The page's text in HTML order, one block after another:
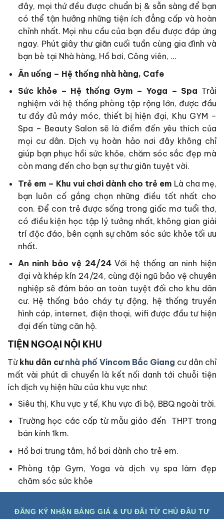
đây, mọi thứ đều được chuẩn bị & sẵn sàng để bạn
có thể tận hưởng những tiện ích đẳng cấp và hoàn
chỉnh nhất. Mọi nhu cầu của bạn đều được đáp ứng
ngay. Phút giây thư giãn cuối tuần cùng gia đình và
bạn bè tại Nhà hàng, Hồ bơi, Công viên, …
Ăn uống – Hệ thống nhà hàng, Cafe
Sức khỏe – Hệ thống Gym – Yoga – Spa Trải
nghiệm với hệ thống phòng tập rộng lớn, được đầu
tư đầy đủ máy móc, thiết bị hiện đại, Khu GYM –
Spa – Beauty Salon sẽ là điểm đến yêu thích của
mọi cư dân. Dịch vụ hoàn hảo nơi đây không chỉ
giúp bạn phục hồi sức khỏe, chăm sóc sắc đẹp mà
còn mang đến cho bạn sự thư giãn tuyệt vời.
Trẻ em – Khu vui chơi dành cho trẻ em Là cha mẹ,
bạn luôn cố gắng chọn những điều tốt nhất cho
con. Để con trẻ được sống trong giấc mơ tuổi thơ,
có điều kiện học tập lý tưởng nhất, không gian giải
trí độc đáo, bên cạnh sự chăm sóc sức khỏe tối ưu
nhất.
An ninh bảo vệ 24/24Với hệ thống an ninh hiện
đại và khép kín 24/24, cùng đội ngũ bảo vệ chuyên
nghiệp sẽ đảm bảo an toàn tuyệt đối cho khu dân
cư. Hệ thống báo cháy tự động, hệ thống truyền
hình cáp, internet, điện thoại, wifi được đầu tư hiện
đại đến từng căn hộ.
TIỆN NGOẠI NỘI KHU
Từ khu dân cưnhà phố Vincom Bắc Giang cư dân chỉ
mất vài phút di chuyển là kết nối danh tới chuỗi tiện
ích dịch vụ hiện hữu của khu vực như:
Siêu thị, Khu vực y tế, Khu vực đi bộ, BBQ ngoài trời.
Trường học các cấp từ mẫu giáo đến THPT trong
bán kính 1km.
Hồ bơi trung tâm, hồ bơi dành cho trẻ em.
Phòng tập Gym, Yoga và dịch vụ spa làm đẹp
chăm sóc sức khỏe
ĐĂNG KÝ NHẬN BẢNG GIÁ & ƯU ĐÃI TỪ CHỦ ĐẦU TƯ